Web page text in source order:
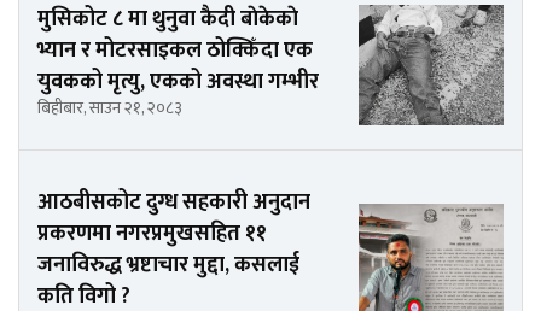
मुसिकोट ८ मा थुनुवा कैदी बाेकेकाे
भ्यान र मोटरसाइकल ठोक्किँदा एक
युवकको मृत्यु, एकको अवस्था गम्भीर
बिहीबार, साउन २१, २०८३
आठबीसकोट दुग्ध सहकारी अनुदान
प्रकरणमा नगरप्रमुखसहित ११
जनाविरुद्ध भ्रष्टाचार मुद्दा, कसलाई
कति विगो ?